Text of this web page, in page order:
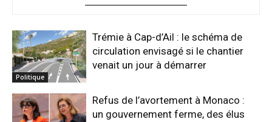
Politique
Trémie à Cap-d’Ail : le schéma de
circulation envisagé si le chantier
venait un jour à démarrer
Refus de l’avortement à Monaco :
un gouvernement ferme, des élus